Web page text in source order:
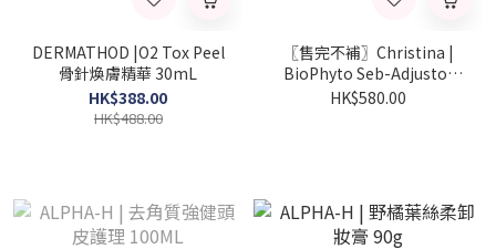
DERMATHOD |O2 Tox Peel
骨針煥膚精華 30mL
HK$388.00
HK$488.00
〖售完不補〗Christina |
BioPhyto Seb-Adjustor
Mask 植萃淨肌控油面膜
HK$580.00